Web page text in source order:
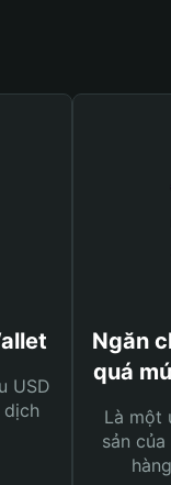
USD
Ngăn
quá
Là một
sản